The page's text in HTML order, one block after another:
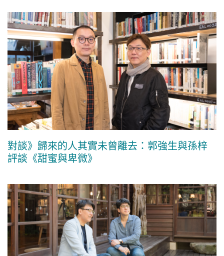
對談》歸來的人其實未曾離去：郭強生與孫梓
評談《甜蜜與卑微》